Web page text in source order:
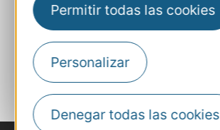
Permitir todas las cookies
Personalizar
Denegar todas las cookies
Sitio web
A MIS FAVORITOS